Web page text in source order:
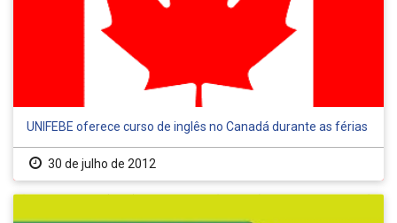
UNIFEBE oferece curso de inglês no Canadá durante as férias
30 de julho de 2012